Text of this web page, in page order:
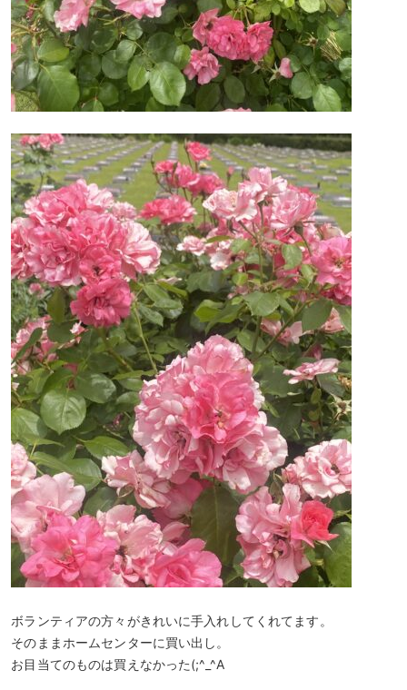
ボランティアの方々がきれいに手入れしてくれてます。
そのままホームセンターに買い出し。
お目当てのものは買えなかった(;^_^A